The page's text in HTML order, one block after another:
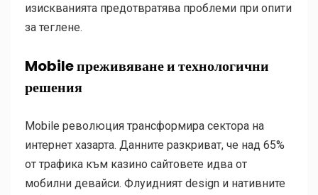
изискванията предотвратява проблеми при опити
за теглене.
Mobile преживяване и технологични
решения
Mobile революция трансформира сектора на
интернет хазарта. Данните разкриват, че над 65%
от трафика към казино сайтовете идва от
мобилни девайси. Флуидният design и нативните